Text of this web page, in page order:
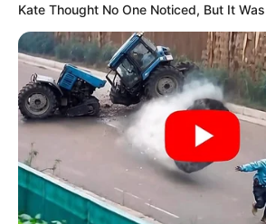
Kate Thought No One Noticed, But It